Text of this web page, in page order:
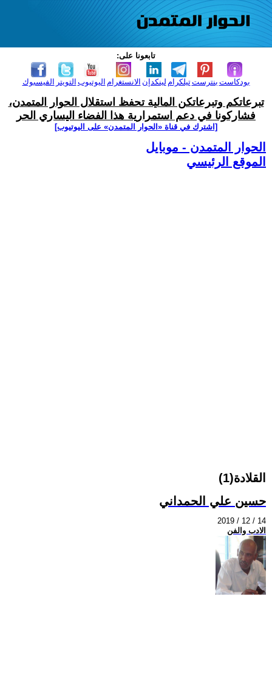
تابعونا على:
الفيسبوك التويتر اليوتيوب الانستغرام لينكدإن تيلكرامبنترست بودكاست
تبرعاتكم وتبرعاتكن المالية تحفظ استقلال الحوار المتمدن،
فشاركونا في دعم استمرارية هذا الفضاء اليساري الحر
[اشترك في قناة ‫«الحوار المتمدن» على اليوتيوب]
الحوار المتمدن - موبايل
الموقع الرئيسي
القلادة(1)
حسين علي الحمداني
2019 / 12 / 14
الادب والفن